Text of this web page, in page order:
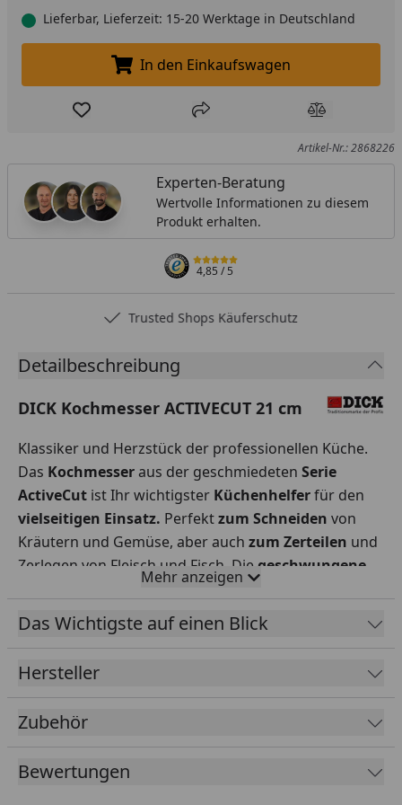
Lieferbar, Lieferzeit: 15-20 Werktage in Deutschland
In den Einkaufswagen legen
In den Einkaufswagen
Produkt zur Wunschliste hinzufügen
Teilen Produkt
Artikel-Nr.: 2868226
Experten-Beratung
Wertvolle Informationen zu diesem
Produkt erhalten.
4,85/ 5
Trusted Shops Käuferschutz
Detailbeschreibung
DICK Kochmesser ACTIVECUT 21 cm
Klassiker und Herzstück der professionellen Küche.
Das Kochmesseraus der geschmiedeten Serie
ActiveCut ist Ihr wichtigster Küchenhelferfür den
vielseitigen Einsatz. Perfektzum Schneiden von
Kräutern und Gemüse, aber auch zum Zerteilen und
Zerlegen von Fleisch und Fisch. Die geschwungene
erleichert den Wiegeschnitt. Der
ergonomisch geformte Griff
des Messers liegt
angenehm in der Hand und ist spaltenfrei
komplette Nachschleifen der Klinge bis zum
ein Designelement und Eyecatcher, das die Wertigkeit
der Messerserie unterstreicht.Klingenlänge: 21 cm.
Messerklinge aus X3Cr13, Griff aus hygienischem
Mehr anzeigen
Das Wichtigste auf einen Blick
Hersteller
Zubehör
Bewertungen